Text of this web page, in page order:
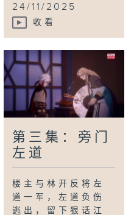
24/11/2025
收看
第三集：旁门
左道
楼主与林开反将左
道一军，左道负伤
逃出，留下狠话江